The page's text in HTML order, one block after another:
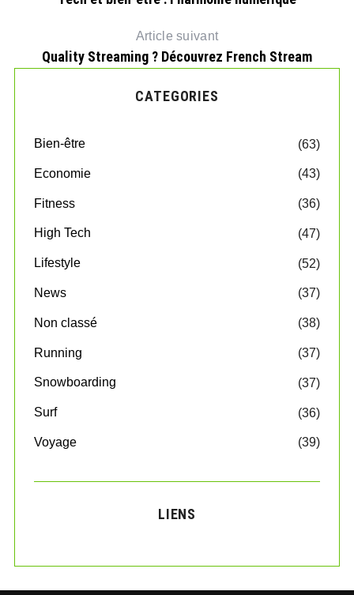
Article suivant
Quality Streaming ? Découvrez French Stream
CATEGORIES
Bien-être (63)
Economie (43)
Fitness (36)
High Tech (47)
Lifestyle (52)
News (37)
Non classé (38)
Running (37)
Snowboarding (37)
Surf (36)
Voyage (39)
LIENS